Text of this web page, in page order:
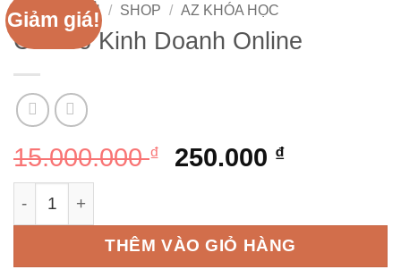
Giảm giá!
TRANG CHỦ / SHOP / AZ KHÓA HỌC
Combo Kinh Doanh Online
15.000.000₫
Giá
15.000.000 ₫.
250.000 ₫Giá
là:
250.000
Combo Kinh Doanh Online số lượng
THÊM VÀO GIỎ HÀNG